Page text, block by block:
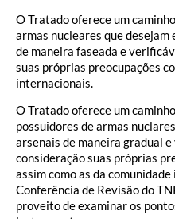
O Tratado oferece um
armas nucleares que
de maneira faseada e
suas próprias preocupações
internacionais.
O Tratado oferece um
possuidores de armas
arsenais de maneira gradual
consideração suas próprias
assim como as da
Conferência de Revisão do
proveito de examinar os